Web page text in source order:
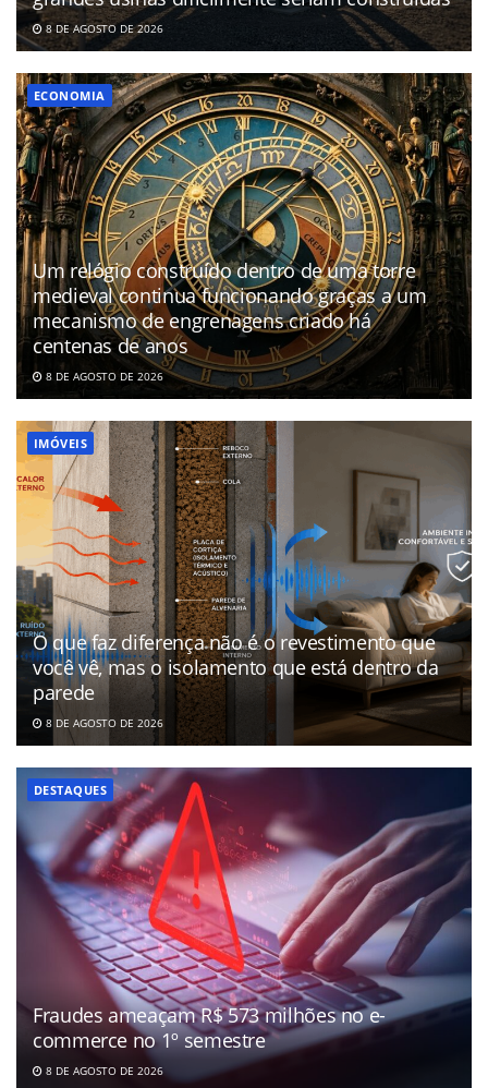
8 DE AGOSTO DE 2026
ECONOMIA
Um relógio construído dentro de uma torre
medieval continua funcionando graças a um
mecanismo de engrenagens criado há
centenas de anos
8 DE AGOSTO DE 2026
IMÓVEIS
O que faz diferença não é o revestimento que
você vê, mas o isolamento que está dentro da
parede
8 DE AGOSTO DE 2026
DESTAQUES
Fraudes ameaçam R$ 573 milhões no e-
commerce no 1º semestre
8 DE AGOSTO DE 2026